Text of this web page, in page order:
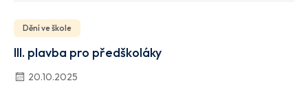
Dění ve škole
III. plavba pro předškoláky
20.10.2025